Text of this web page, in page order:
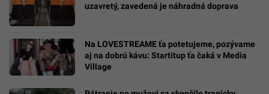
uzavretý, zavedená je náhradná doprava
Na LOVESTREAME ťa potetujeme, pozývame
aj na dobrú kávu: Startitup ťa čaká v Media
Village